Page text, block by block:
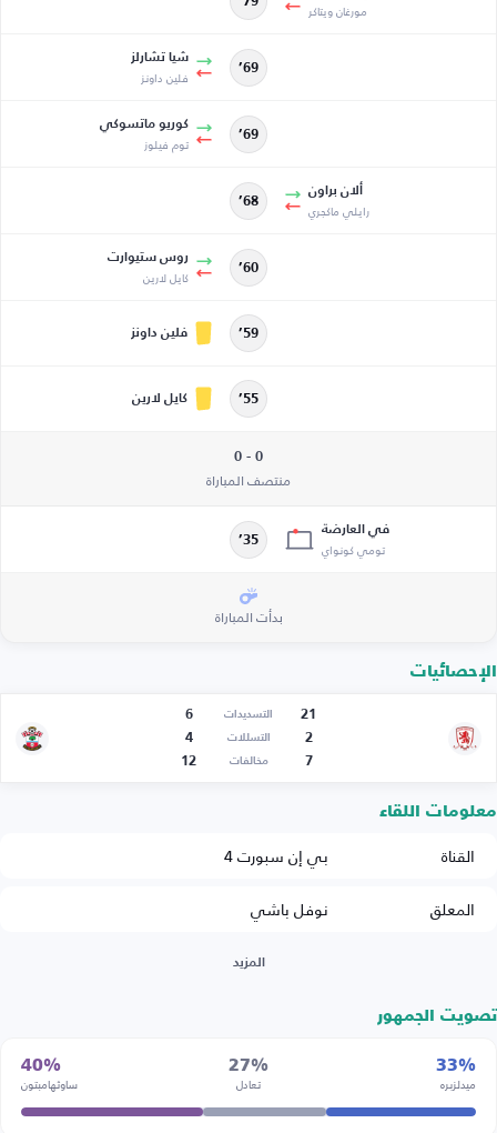
مورغان ويتاكر
69’
شيا تشارلز
فلين داونز
69’
كوريو ماتسوكي
توم فيلوز
ألان براون
رايلي ماكجري 68’
60’
روس ستيوارت
كايل لارين
59’ فلين داونز
55’ كايل لارين
0 - 0
منتصف المباراة
في العارضة
تومي كونواي 35’
بدأت المباراة
الإحصائيات
21 التسديدات
6
2
التسللات
4
7
مخالفات 12
معلومات اللقاء
القناة
بي إن سبورت 4
المعلق
نوفل باشي
المزيد
تصويت الجمهور
33%
ميدلزبره
27%
تعادل
40%
ساوثهامبتون